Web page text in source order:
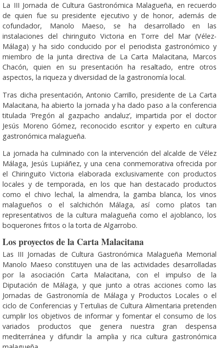
La III Jornada de Cultura Gastronómica Malagueña, en recuerdo
de quien fue su presidente ejecutivo y de honor, además de
cofundador, Manolo Maeso, se ha desarrollado en las
instalaciones del chiringuito Victoria en Torre del Mar (Vélez-
Málaga) y ha sido conducido por el periodista gastronómico y
miembro de la junta directiva de La Carta Malacitana, Marcos
Chacón, quien en su presentación ha resaltado, entre otros
aspectos, la riqueza y diversidad de la gastronomía local.
Tras dicha presentación, Antonio Carrillo, presidente de La Carta
Malacitana, ha abierto la jornada y ha dado paso a la conferencia
titulada ‘Pregón al gazpacho andaluz’, impartida por el doctor
Jesús Moreno Gómez, reconocido escritor y experto en cultura
gastronómica malagueña.
La jornada ha culminado con la intervención del alcalde de Vélez
Málaga, Jesús Lupiáñez, y una cena conmemorativa ofrecida por
el Chiringuito Victoria elaborada exclusivamente con productos
locales y de temporada, en los que han destacado productos
como el chivo lechal, la almendra, la gamba blanca, los vinos
malagueños o el salchichón Málaga, así como platos tan
representativos de la cultura malagueña como el ajoblanco, los
boquerones fritos o la torta de Algarrobo.
Los proyectos de la Carta Malacitana
Las III Jornadas de Cultura Gastronómica Malagueña Memorial
Manolo Maeso constituyen una de las actividades desarrolladas
por la asociación Carta Malacitana, con el impulso de la
Diputación de Málaga, y que junto a otras acciones como las
Jornadas de Gastronomía de Málaga y Productos Locales o el
ciclo de Conferencias y Tertulias de Cultura Alimentaria pretenden
cumplir los objetivos de informar y fomentar el consumo de los
variados productos que genera nuestra gran despensa
mediterránea y difundir la amplia y rica cultura gastronómica